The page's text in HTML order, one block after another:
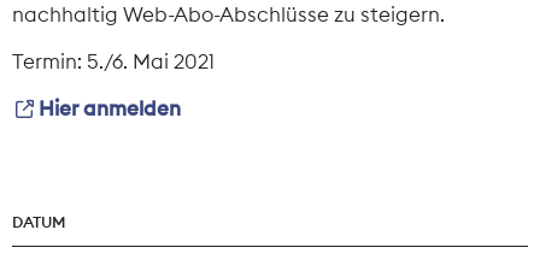
nachhaltig Web-Abo-Abschlüsse zu steigern.
Termin: 5./6. Mai 2021
Hier anmelden
DATUM